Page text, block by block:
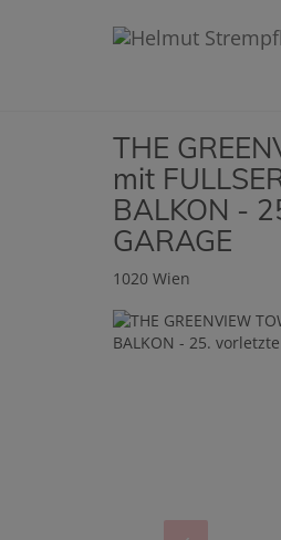
THE
mit
BALKON -
GARAGE
1020 Wien